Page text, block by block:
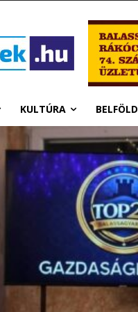
KULTÚRA BELFÖLD